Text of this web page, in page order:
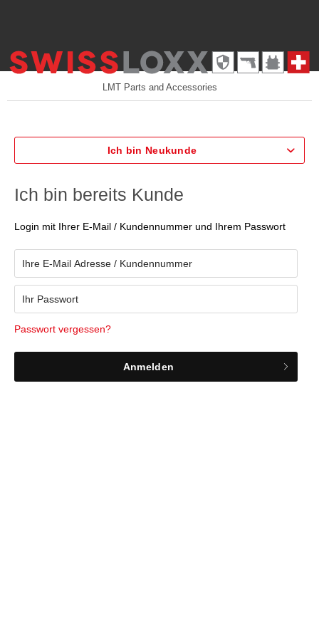
LMT Parts and Accessories
Ich bin Neukunde
Ich bin bereits Kunde
Login mit Ihrer E-Mail / Kundennummer und Ihrem Passwort
Passwort vergessen?
Anmelden